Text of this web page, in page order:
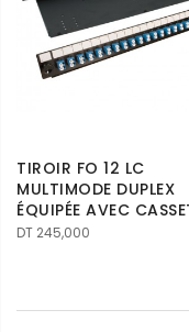
TIROIR FO 12 LC
MULTIMODE DUPLEX
ÉQUIPÉE AVEC
DT 245,000